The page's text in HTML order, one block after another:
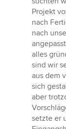
Sternen
Projekt
nach
nach
alles
sind wir
aus dem
sich
aber
setzte er